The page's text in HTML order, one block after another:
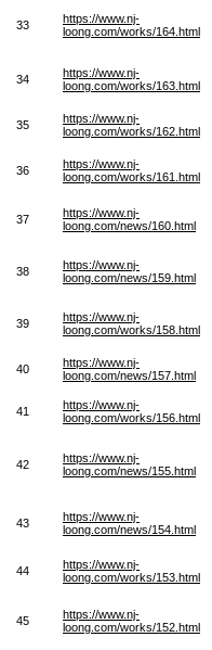
33
https://www.nj-
loong.com/works/164.html
34
https://www.nj-
loong.com/works/163.html
35
https://www.nj-
loong.com/works/162.html
36
https://www.nj-
loong.com/works/161.html
37
https://www.nj-
loong.com/news/160.html
38
https://www.nj-
loong.com/news/159.html
39
https://www.nj-
loong.com/works/158.html
40
https://www.nj-
loong.com/news/157.html
41
https://www.nj-
loong.com/works/156.html
42
https://www.nj-
loong.com/news/155.html
43
https://www.nj-
loong.com/news/154.html
44
https://www.nj-
loong.com/works/153.html
45
https://www.nj-
loong.com/works/152.html